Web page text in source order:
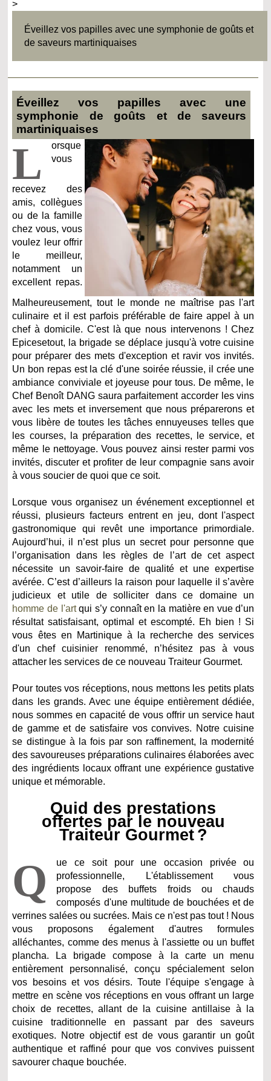
>
Éveillez vos papilles avec une symphonie de goûts et
de saveurs martiniquaises
Éveillez vos papilles avec une
symphonie de goûts et de saveurs
martiniquaises
L
orsque
vous
recevez des
amis, collègues
ou de la famille
chez vous, vous
voulez leur offrir
le meilleur,
notamment un
excellent repas.
Malheureusement, tout le monde ne maîtrise pas l'art
culinaire et il est parfois préférable de faire appel à un
chef à domicile. C'est là que nous intervenons ! Chez
Epicesetout, la brigade se déplace jusqu'à votre cuisine
pour préparer des mets d'exception et ravir vos invités.
Un bon repas est la clé d'une soirée réussie, il crée une
ambiance conviviale et joyeuse pour tous. De même, le
Chef Benoît DANG saura parfaitement accorder les vins
avec les mets et inversement que nous préparerons et
vous libère de toutes les tâches ennuyeuses telles que
les courses, la préparation des recettes, le service, et
même le nettoyage. Vous pouvez ainsi rester parmi vos
invités, discuter et profiter de leur compagnie sans avoir
à vous soucier de quoi que ce soit.
Lorsque vous organisez un événement exceptionnel et
réussi, plusieurs facteurs entrent en jeu, dont l'aspect
gastronomique qui revêt une importance primordiale.
Aujourd’hui, il n’est plus un secret pour personne que
l’organisation dans les règles de l’art de cet aspect
nécessite un savoir-faire de qualité et une expertise
avérée. C’est d’ailleurs la raison pour laquelle il s’avère
judicieux et utile de solliciter dans ce domaine un
homme de l'artqui s’y connaît en la matière en vue d’un
résultat satisfaisant, optimal et escompté. Eh bien ! Si
vous êtes en Martinique à la recherche des services
d'un chef cuisinier renommé, n’hésitez pas à vous
attacher les services de ce nouveau Traiteur Gourmet.
Pour toutes vos réceptions, nous mettons les petits plats
dans les grands. Avec une équipe entièrement dédiée,
nous sommes en capacité de vous offrir un service haut
de gamme et de satisfaire vos convives. Notre cuisine
se distingue à la fois par son raffinement, la modernité
des savoureuses préparations culinaires élaborées avec
des ingrédients locaux offrant une expérience gustative
unique et mémorable.
Quid des prestations
offertes par le nouveau
Traiteur Gourmet ?
Q
ue ce soit pour une occasion privée ou
professionnelle, L'établissement vous
propose des buffets froids ou chauds
composés d'une multitude de bouchées et de
verrines salées ou sucrées. Mais ce n'est pas tout ! Nous
vous proposons également d'autres formules
alléchantes, comme des menus à l'assiette ou un buffet
plancha. La brigade compose à la carte un menu
entièrement personnalisé, conçu spécialement selon
vos besoins et vos désirs. Toute l'équipe s'engage à
mettre en scène vos réceptions en vous offrant un large
choix de recettes, allant de la cuisine antillaise à la
cuisine traditionnelle en passant par des saveurs
exotiques. Notre objectif est de vous garantir un goût
authentique et raffiné pour que vos convives puissent
savourer chaque bouchée.